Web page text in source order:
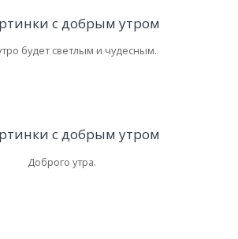
будет светлым и чудесным.
Доброго утра.